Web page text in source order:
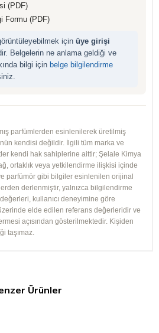
(PDF)
Formu (PDF)
için üye girişi
Belgelerin ne anlama geldiği ve
bilgi için belge bilgilendirme
parfümlerden esinlenilerek üretilmiş
kendisi değildir. İlgili tüm marka ve
kendi hak sahiplerine aittir; Şelale Kimya
ortaklık veya yetkilendirme ilişkisi içinde
ve parfümör gibi bilgiler esinlenilen orijinal
derlenmiştir, yalnızca bilgilendirme
değerleri, kullanıcı deneyimine göre
elde edilen referans değerleridir ve
açısından gösterilmektedir. Kişiden
taşımaz.
Ürünler